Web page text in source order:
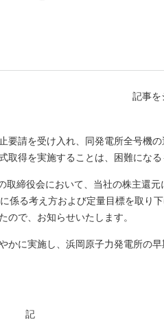
記事を
請を受け入れ、同発電所全号機の
得を実施することは、困難になる
締役会において、当社の株主還
係る考え方および定量目標を取り
ので、お知らせいたします。
に実施し、浜岡原子力発電所の
記